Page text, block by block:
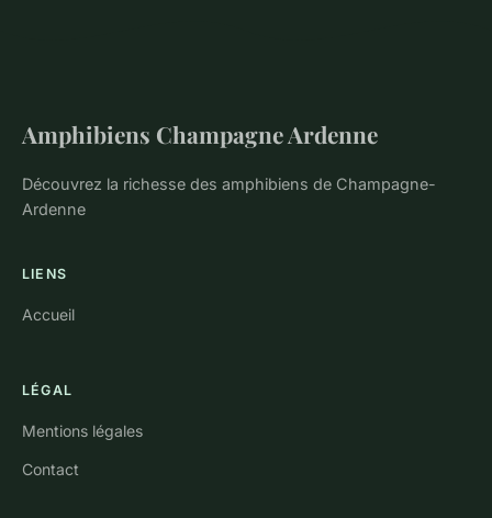
Amphibiens Champagne Ardenne
Découvrez la richesse des amphibiens de Champagne-
Ardenne
LIENS
Accueil
LÉGAL
Mentions légales
Contact